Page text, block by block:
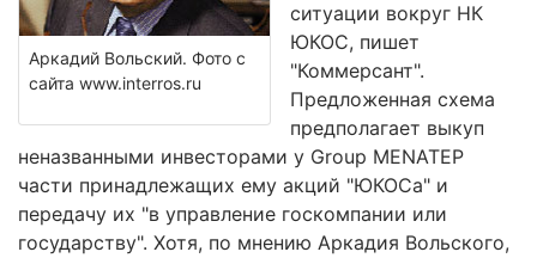
Аркадий Вольский. Фото с
сайта www.interros.ru
ситуации вокруг НК
ЮКОС, пишет
"Коммерсант".
Предложенная схема
предполагает выкуп
неназванными инвесторами у Group MENATEP
части принадлежащих ему акций "ЮКОСа" и
передачу их "в управление госкомпании или
государству". Хотя, по мнению Аркадия Вольского,